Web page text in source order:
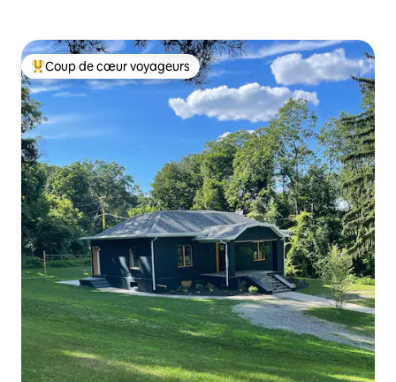
Coups de cœur voyageurs les plus appréciés
Coup de cœur voyageurs